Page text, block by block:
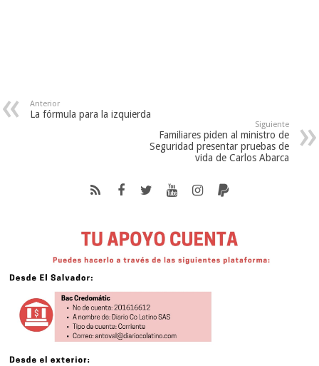
Anterior
La fórmula para la izquierda
Siguiente
Familiares piden al ministro de
Seguridad presentar pruebas de
vida de Carlos Abarca